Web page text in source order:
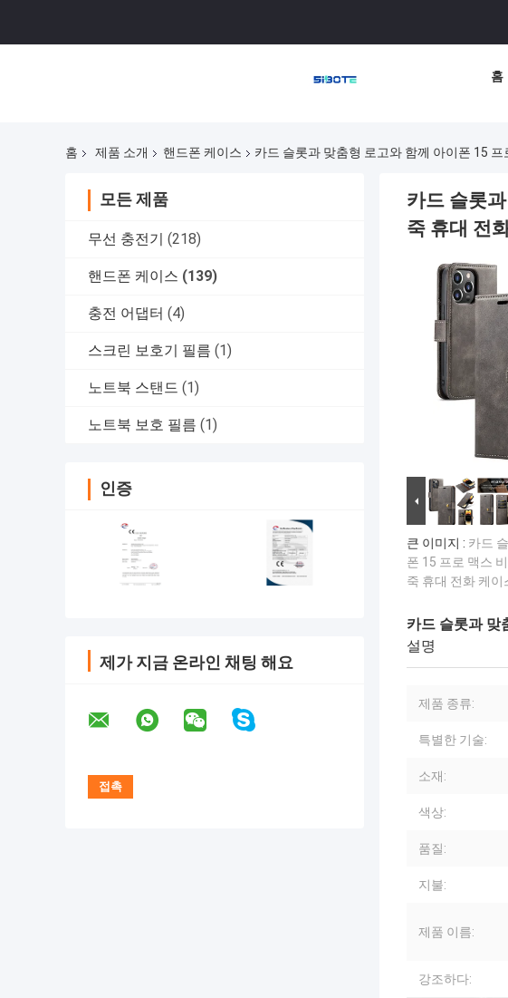
홈
홈 제품 소개 핸드폰 케이스 카드 슬롯과 맞춤형 로고와 함께 아이폰 15
모든 제품
무선 충전기 (218)
핸드폰 케이스 (139)
충전 어댑터 (4)
스크린 보호기 필름 (1)
노트북 스탠드 (1)
노트북 보호 필름 (1)
인증
제가 지금 온라인 채팅 해요
카드 슬롯
죽 휴대 전
큰 이미지 : 카드
폰 15 프로 맥스
죽 휴대 전화 케이
카드 슬롯과 맞
설명
제품 종류:
특별한 기술:
소재:
색상:
품질:
지불:
제품 이름:
강조하다: